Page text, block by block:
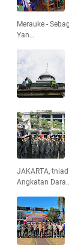
Merauke -
Yan…
JAKARTA,
Angkatan